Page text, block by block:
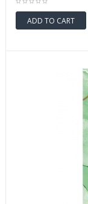
ADD TO CART